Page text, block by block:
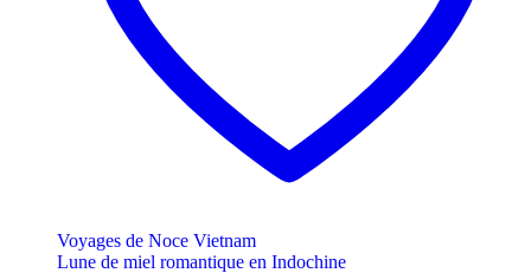
Voyages de Noce Vietnam
Lune de miel romantique en Indochine